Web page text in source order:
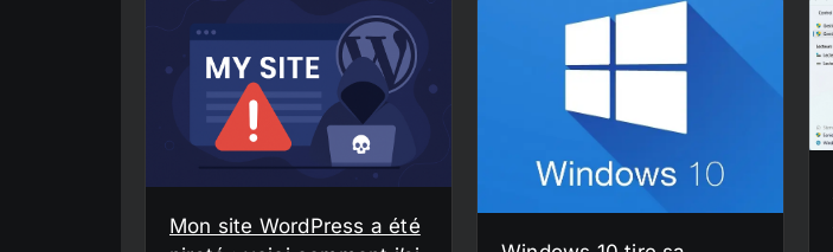
Mon site WordPress a été